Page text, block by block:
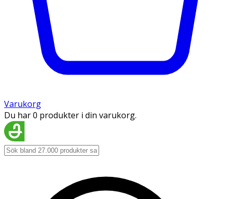
Varukorg
Du har 0 produkter i din varukorg.